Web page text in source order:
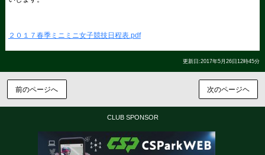
２０１７春季ミニミニ女子競技日程表.pdf
更新日:2017年5月26日12時45分
前のページへ 次のページヘ
CLUB SPONSOR